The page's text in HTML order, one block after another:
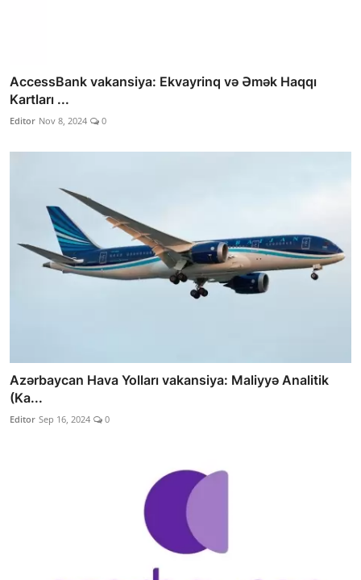
AccessBank vakansiya: Ekvayrinq və Əmək Haqqı
Kartları ...
Editor Nov 8, 2024 0
Azərbaycan Hava Yolları vakansiya: Maliyyə Analitik
(Ka...
Editor Sep 16, 2024 0